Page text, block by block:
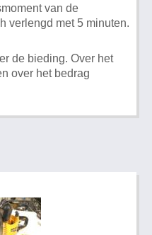
van de
verlengd met 5 minuten.
de bieding. Over het
over het bedrag